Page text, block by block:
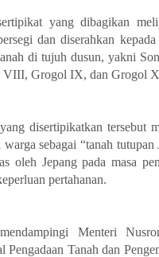
yang dibagikan
dan diserahkan
di tujuh dusun, yakni
VIII, Grogol IX, dan Grogol
disertipikatkan tersebut
warga sebagai “tanah
oleh Jepang pada masa
pertahanan.
Menteri
Pengadaan Tanah dan